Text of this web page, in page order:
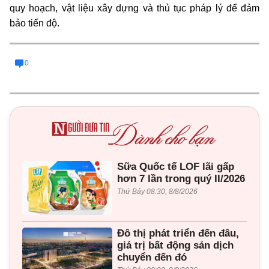
quy hoạch, vật liệu xây dựng và thủ tục pháp lý để đảm
bảo tiến độ.
0
Sữa Quốc tế LOF lãi gấp
hơn 7 lần trong quý II/2026
Thứ Bảy 08:30, 8/8/2026
Đô thị phát triển đến đâu,
giá trị bất động sản dịch
chuyển đến đó